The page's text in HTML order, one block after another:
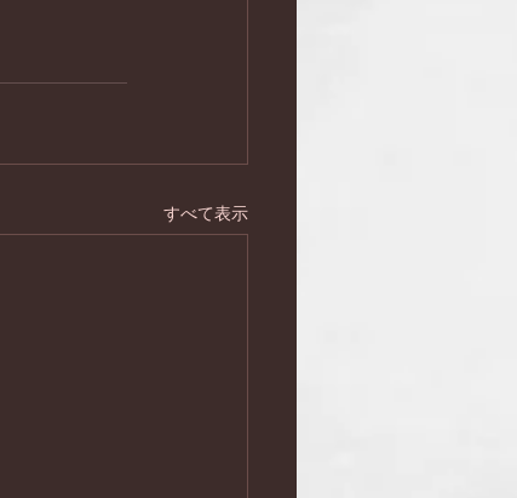
すべて表示